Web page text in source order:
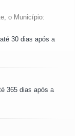
o Município:
30 dias após a
365 dias após a